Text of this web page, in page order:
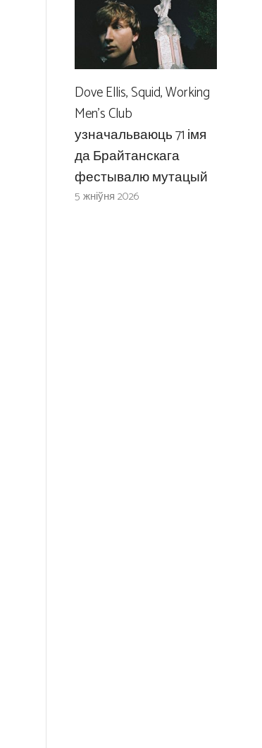
Dove Ellis, Squid, Working
Men’s Club
узначальваюць 71 імя
да Брайтанскага
фестывалю мутацый
5 жніўня 2026